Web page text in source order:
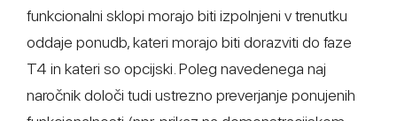
funkcionalni sklopi morajo biti izpolnjeni v trenutku
oddaje ponudb, kateri morajo biti dorazviti do faze
T4 in kateri so opcijski. Poleg navedenega naj
naročnik določi tudi ustrezno preverjanje ponujenih